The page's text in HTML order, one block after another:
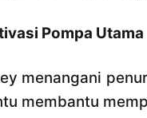
Pompa Utama
menangani
membantu